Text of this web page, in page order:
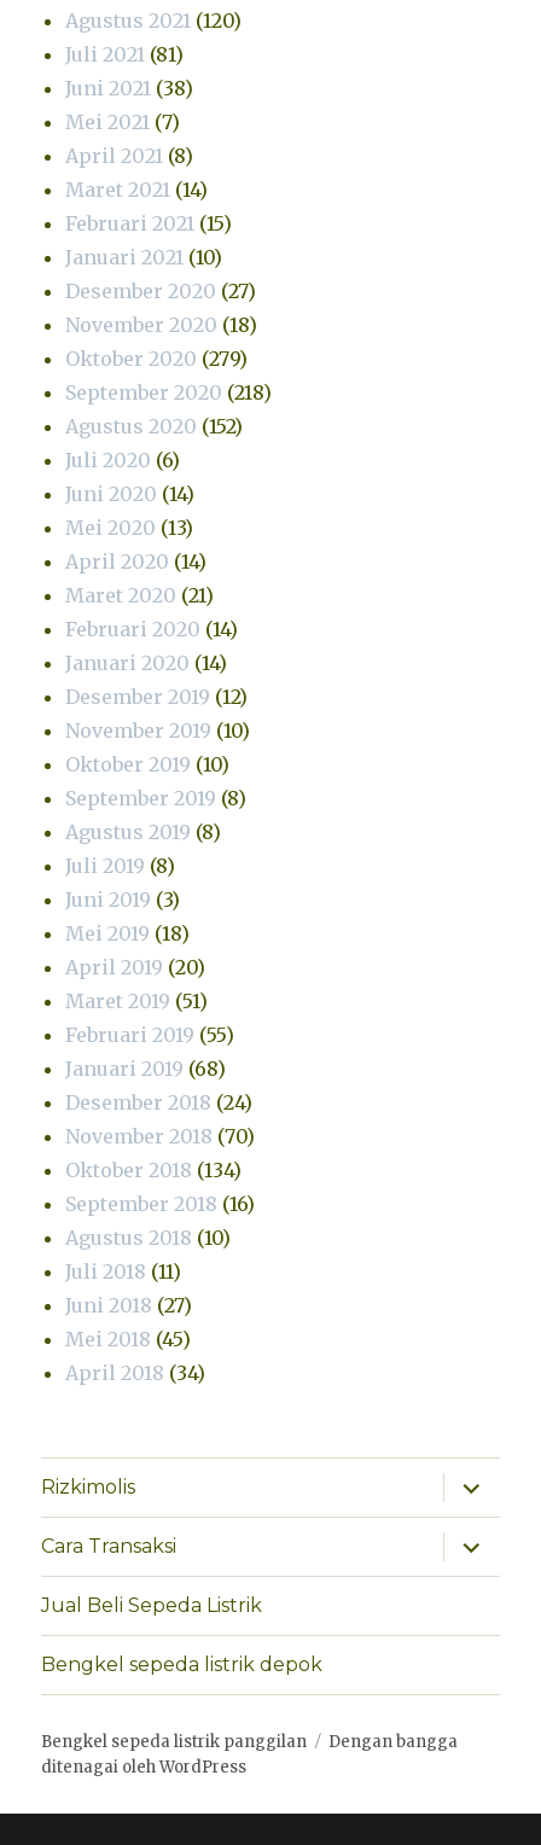
Agustus 2021 (120)
Juli 2021 (81)
Juni 2021 (38)
Mei 2021 (7)
April 2021 (8)
Maret 2021 (14)
Februari 2021 (15)
Januari 2021 (10)
Desember 2020 (27)
November 2020 (18)
Oktober 2020 (279)
September 2020 (218)
Agustus 2020 (152)
Juli 2020 (6)
Juni 2020 (14)
Mei 2020 (13)
April 2020 (14)
Maret 2020 (21)
Februari 2020 (14)
Januari 2020 (14)
Desember 2019 (12)
November 2019 (10)
Oktober 2019 (10)
September 2019 (8)
Agustus 2019 (8)
Juli 2019 (8)
Juni 2019 (3)
Mei 2019 (18)
April 2019 (20)
Maret 2019 (51)
Februari 2019 (55)
Januari 2019 (68)
Desember 2018 (24)
November 2018 (70)
Oktober 2018 (134)
September 2018 (16)
Agustus 2018 (10)
Juli 2018 (11)
Juni 2018 (27)
Mei 2018 (45)
April 2018 (34)
Rizkimolis
perlebar
menu
anak
Cara Transaksi
perlebar
menu
anak
Jual Beli Sepeda Listrik
Bengkel sepeda listrik depok
Bengkel sepeda listrik panggilan
Dengan bangga
ditenagai oleh WordPress